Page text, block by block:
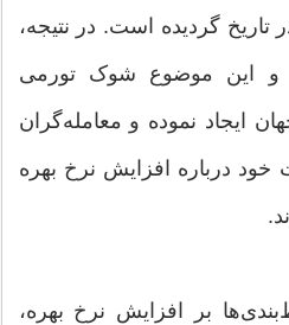
تاریخ گردیده است. در نتیجه،
این موضوع شوک تورمی
ایجاد نموده و معامله‌گران
خود درباره افزایش نرخ بهره
بر افزایش نرخ بهره،